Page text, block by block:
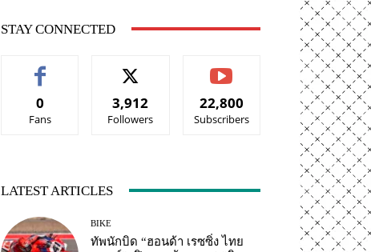
STAY CONNECTED
0
Fans
3,912
Followers
22,800
Subscribers
LATEST ARTICLES
BIKE
ทัพนักบิด “ฮอนด้า เรซซิ่ง ไทย